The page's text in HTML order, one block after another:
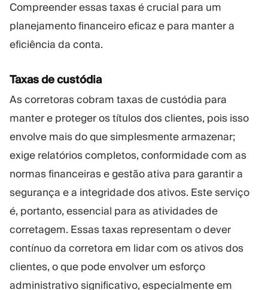
Compreender essas taxas é crucial para um
planejamento financeiro eficaz e para manter a
eficiência da conta.
Taxas de custódia
As corretoras cobram taxas de custódia para
manter e proteger os títulos dos clientes, pois isso
envolve mais do que simplesmente armazenar;
exige relatórios completos, conformidade com as
normas financeiras e gestão ativa para garantir a
segurança e a integridade dos ativos. Este serviço
é, portanto, essencial para as atividades de
corretagem. Essas taxas representam o dever
contínuo da corretora em lidar com os ativos dos
clientes, o que pode envolver um esforço
administrativo significativo, especialmente em